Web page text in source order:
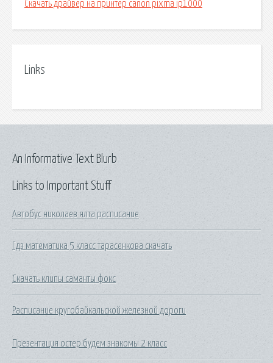
Скачать драйвер на принтер canon pixma ip1000
Links
Links to Important Stuff
Автобус николаев ялта расписание
Гдз математика 5 класс тарасенкова скачать
Скачать клипы саманты фокс
Расписание кругобайкальской железной дороги
Презентация остер будем знакомы 2 класс
An Informative Text Blurb